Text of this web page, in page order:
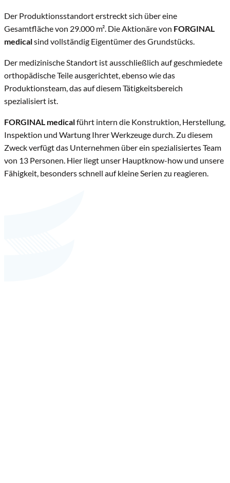
Der Produktionsstandort erstreckt sich über eine
Gesamtfläche von 29.000 m². Die Aktionäre von FORGINAL
medicalsind vollständig Eigentümer des Grundstücks.
Der medizinische Standort ist ausschließlich auf geschmiedete
orthopädische Teile ausgerichtet, ebenso wie das
Produktionsteam, das auf diesem Tätigkeitsbereich
spezialisiert ist.
FORGINAL medicalführt intern die Konstruktion, Herstellung,
Inspektion und Wartung Ihrer Werkzeuge durch. Zu diesem
Zweck verfügt das Unternehmen über ein spezialisiertes Team
von 13 Personen. Hier liegt unser Hauptknow-how und unsere
Fähigkeit, besonders schnell auf kleine Serien zu reagieren.